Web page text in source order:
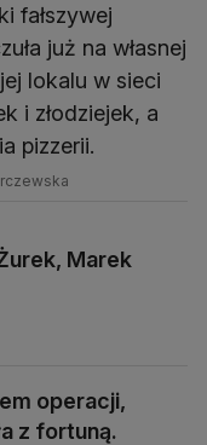
fałszywej
już na własnej
lokalu w sieci
i złodziejek, a
pizzerii.
Marek
operacji,
z fortuną.